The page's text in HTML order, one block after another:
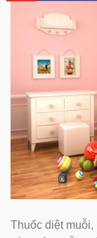
Thuốc diệt